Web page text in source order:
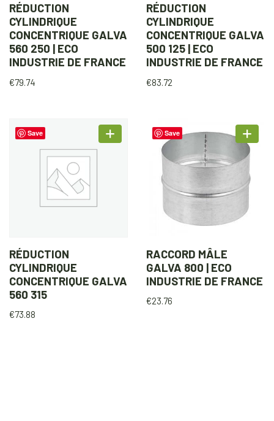
RÉDUCTION
CYLINDRIQUE
CONCENTRIQUE GALVA
560 250 | ECO
INDUSTRIE DE FRANCE
€79.74
RÉDUCTION
CYLINDRIQUE
CONCENTRIQUE GALVA
500 125 | ECO
INDUSTRIE DE FRANCE
€83.72
Save
RÉDUCTION
CYLINDRIQUE
CONCENTRIQUE GALVA
560 315
€73.88
Save
RACCORD MÂLE
GALVA 800 | ECO
INDUSTRIE DE FRANCE
€23.76